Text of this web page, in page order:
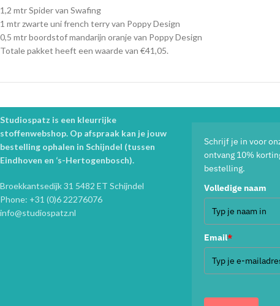
1,2 mtr Spider van Swafing
1 mtr zwarte uni french terry van Poppy Design
0,5 mtr boordstof mandarijn oranje van Poppy Design
Totale pakket heeft een waarde van €41,05.
Studiospatz is een kleurrijke
stoffenwebshop. Op afspraak kan je jouw
bestelling ophalen in Schijndel (tussen
Eindhoven en ‘s-Hertogenbosch).
Broekkantsedijk 31 5482 ET Schijndel
Phone: +31 (0)6 22276076
info@studiospatz.nl
Schrijf je in voor
ontvang 10%
bestelling.
Volledige naam
Email*